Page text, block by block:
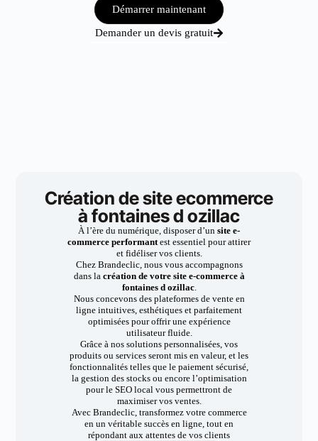
Démarrer maintenant
Demander un devis gratuit
Création de site ecommerce
à fontaines d ozillac
À l’ère du numérique, disposer d’un site e-
commerce performantest essentiel pour attirer
et fidéliser vos clients.
Chez Brandeclic, nous vous accompagnons
dans la création de votre site e-commerce à
fontaines d ozillac.
Nous concevons des plateformes de vente en
ligne intuitives, esthétiques et parfaitement
optimisées pour offrir une expérience
utilisateur fluide.
Grâce à nos solutions personnalisées, vos
produits ou services seront mis en valeur, et les
fonctionnalités telles que le paiement sécurisé,
la gestion des stocks ou encore l’optimisation
pour le SEO local vous permettront de
maximiser vos ventes.
Avec Brandeclic, transformez votre commerce
en un véritable succès en ligne, tout en
répondant aux attentes de vos clients